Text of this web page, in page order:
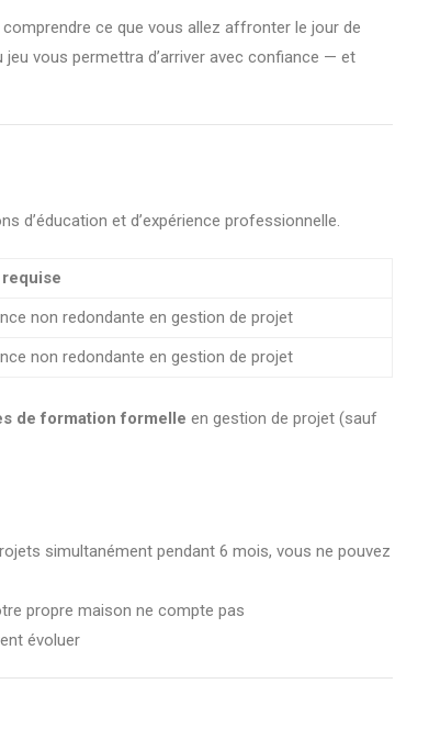
ce que vous allez affronter le jour de
vous permettra d’arriver avec confiance — et
d’éducation et d’expérience professionnelle.
non redondante en gestion de projet
non redondante en gestion de projet
de formation formelle en gestion de projet (sauf
simultanément pendant 6 mois, vous ne pouvez
propre maison ne compte pas
évoluer